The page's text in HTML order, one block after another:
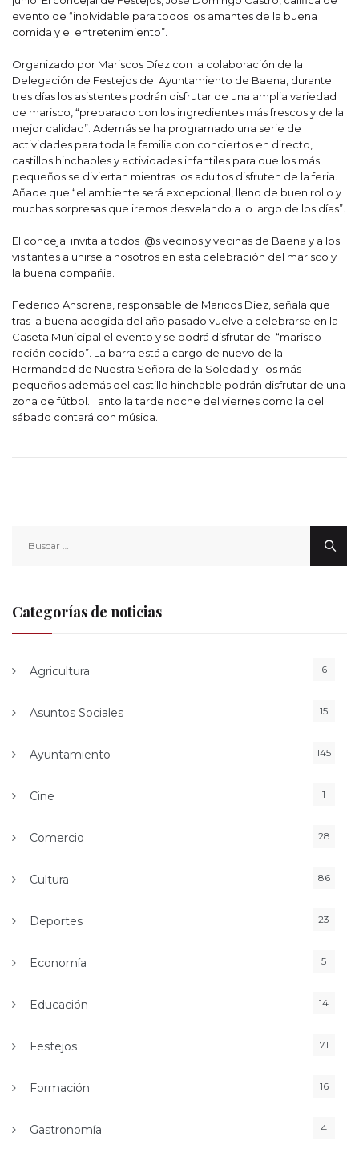
evento de “inolvidable para todos los amantes de la buena
comida y el entretenimiento”.
Organizado por Mariscos Díez con la colaboración de la
Delegación de Festejos del Ayuntamiento de Baena, durante
tres días los asistentes podrán disfrutar de una amplia variedad
de marisco, “preparado con los ingredientes más frescos y de la
mejor calidad”. Además se ha programado una serie de
actividades para toda la familia con conciertos en directo,
castillos hinchables y actividades infantiles para que los más
pequeños se diviertan mientras los adultos disfruten de la feria.
Añade que “el ambiente será excepcional, lleno de buen rollo y
muchas sorpresas que iremos desvelando a lo largo de los días”.
El concejal invita a todos l@s vecinos y vecinas de Baena y a los
visitantes a unirse a nosotros en esta celebración del marisco y
la buena compañía.
Federico Ansorena, responsable de Maricos Díez, señala que
tras la buena acogida del año pasado vuelve a celebrarse en la
Caseta Municipal el evento y se podrá disfrutar del “marisco
recién cocido”. La barra está a cargo de nuevo de la
Hermandad de Nuestra Señora de la Soledad y los más
pequeños además del castillo hinchable podrán disfrutar de una
zona de fútbol. Tanto la tarde noche del viernes como la del
sábado contará con música.
Categorías de noticias
Agricultura 6
Asuntos Sociales 15
Ayuntamiento 145
Cine 1
Comercio 28
Cultura 86
Deportes 23
Economía 5
Educación 14
Festejos 71
Formación 16
Gastronomía 4